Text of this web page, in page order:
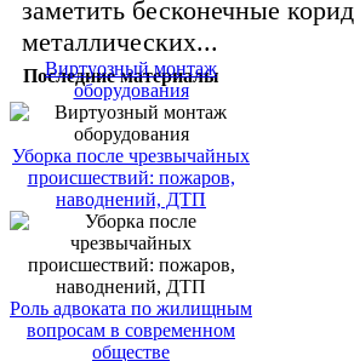
заметить бесконечные
металлических...
Последние материалы
Виртуозный монтаж
оборудования
Уборка после чрезвычайных
происшествий: пожаров,
наводнений, ДТП
Роль адвоката по жилищным
вопросам в современном
обществе